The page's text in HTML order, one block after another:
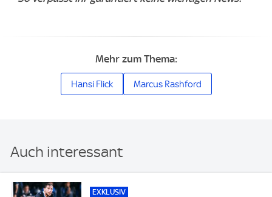
Mehr zum Thema:
Hansi Flick Marcus Rashford
Auch interessant
EXKLUSIV